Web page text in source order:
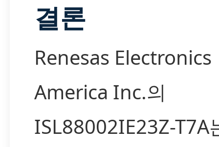
결론
Renesas Electronics
America Inc.의
ISL88002IE23Z-T7A